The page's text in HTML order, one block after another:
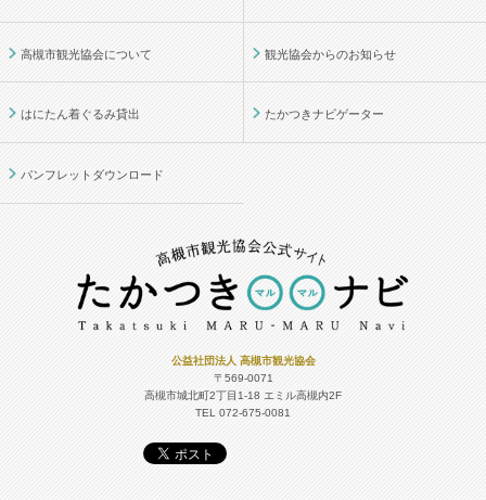
高槻市観光協会について 観光協会からのお知らせ
はにたん着ぐるみ貸出 たかつきナビゲーター
パンフレットダウンロード
公益社団法人 高槻市観光協会
〒569-0071
高槻市城北町2丁目1-18 エミル高槻内2F
TEL 072-675-0081